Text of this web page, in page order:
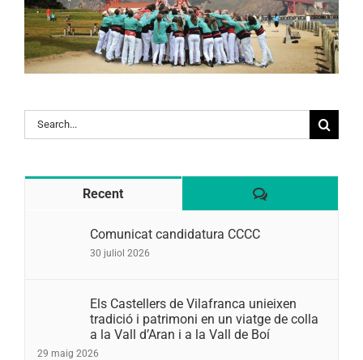
Search
for:
Recent Comentaris
Comunicat candidatura CCCC
30 juliol 2026
Els Castellers de Vilafranca unieixen
tradició i patrimoni en un viatge de colla
a la Vall d’Aran i a la Vall de Boí
29 maig 2026